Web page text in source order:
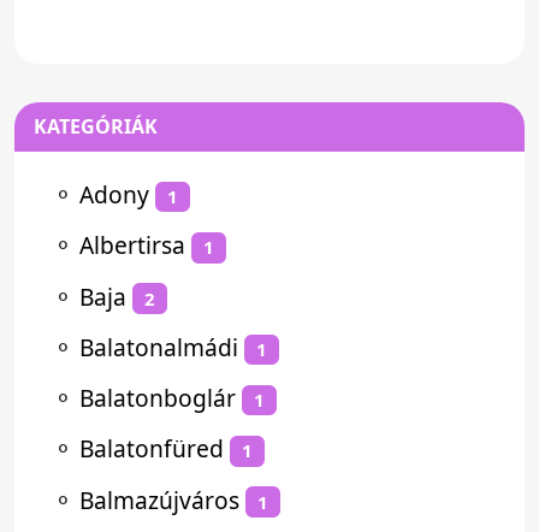
KATEGÓRIÁK
⚬ Adony 1
⚬ Albertirsa 1
⚬ Baja 2
⚬ Balatonalmádi 1
⚬ Balatonboglár 1
⚬ Balatonfüred 1
⚬ Balmazújváros 1